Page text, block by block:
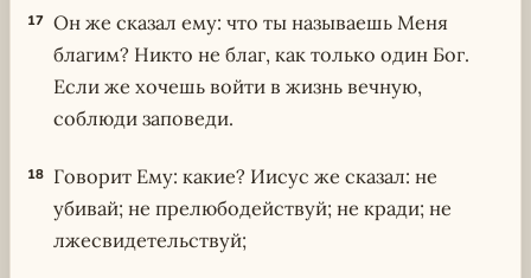
17 Он же сказал ему: что ты называешь Меня
благим? Никто не благ, как только один Бог.
Если же хочешь войти в жизнь вечную,
соблюди заповеди.
18 Говорит Ему: какие? Иисус же сказал: не
убивай; не прелюбодействуй; не кради; не
лжесвидетельствуй;